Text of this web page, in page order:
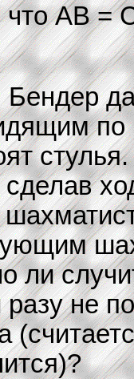
что AB =
по
ли
не